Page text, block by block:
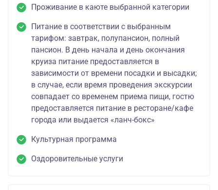
Проживание в каюте выбранной категории
Питание в соответствии с выбранным
тарифом: завтрак, полупансион, полный
пансион. В день начала и день окончания
круиза питание предоставляется в
зависимости от времени посадки и высадки;
в случае, если время проведения экскурсии
совпадает со временем приема пищи, гостю
предоставляется питание в ресторане/кафе
города или выдается «ланч-бокс»
Культурная программа
Оздоровительные услуги